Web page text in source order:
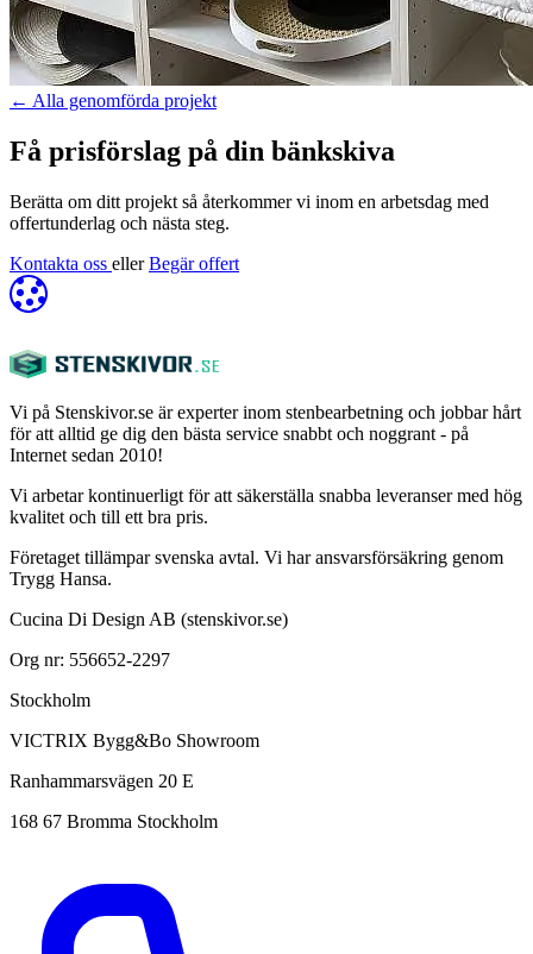
← Alla genomförda projekt
Få prisförslag på din bänkskiva
Berätta om ditt projekt så återkommer vi inom en arbetsdag med
offertunderlag och nästa steg.
Kontakta oss eller Begär offert
Vi på Stenskivor.se är experter inom stenbearbetning och jobbar hårt
för att alltid ge dig den bästa service snabbt och noggrant - på
Internet sedan 2010!
Vi arbetar kontinuerligt för att säkerställa snabba leveranser med hög
kvalitet och till ett bra pris.
Företaget tillämpar svenska avtal. Vi har ansvarsförsäkring genom
Trygg Hansa.
Cucina Di Design AB (stenskivor.se)
Org nr: 556652-2297
Stockholm
VICTRIX Bygg&Bo Showroom
Ranhammarsvägen 20 E
168 67 Bromma Stockholm